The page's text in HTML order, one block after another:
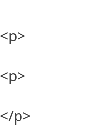
<p>
<p>
</p>